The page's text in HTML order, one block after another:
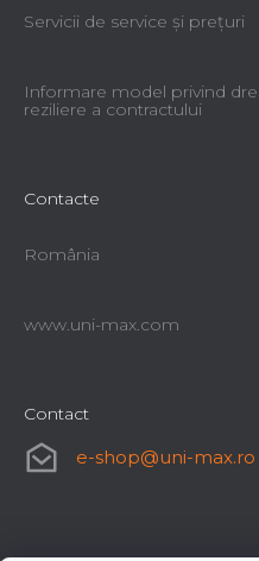
Servicii de service şi preţuri
Informare model privind
reziliere a contractului
Contacte
România
www.uni-max.com
Contact
e-shop@uni-max.ro